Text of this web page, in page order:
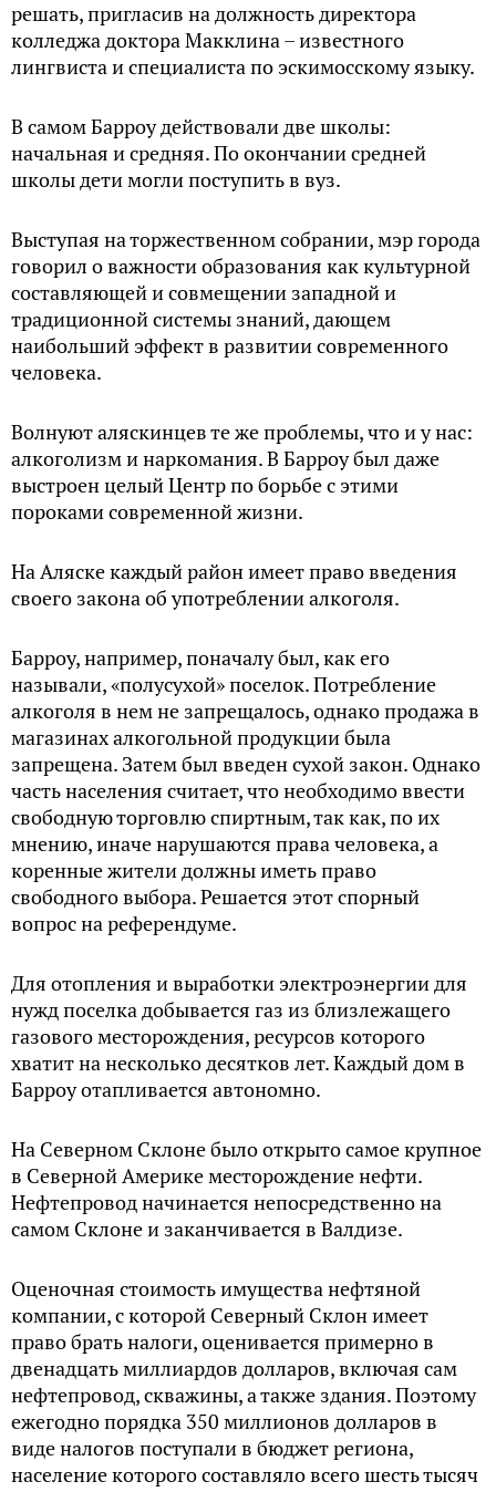
решать, пригласив на должность директора
колледжа доктора Макклина – известного
лингвиста и специалиста по эскимосскому языку.
В самом Барроу действовали две школы:
начальная и средняя. По окончании средней
школы дети могли поступить в вуз.
Выступая на торжественном собрании, мэр города
говорил о важности образования как культурной
составляющей и совмещении западной и
традиционной системы знаний, дающем
наибольший эффект в развитии современного
человека.
Волнуют аляскинцев те же проблемы, что и у нас:
алкоголизм и наркомания. В Барроу был даже
выстроен целый Центр по борьбе с этими
пороками современной жизни.
На Аляске каждый район имеет право введения
своего закона об употреблении алкоголя.
Барроу, например, поначалу был, как его
называли, «полусухой» поселок. Потребление
алкоголя в нем не запрещалось, однако продажа в
магазинах алкогольной продукции была
запрещена. Затем был введен сухой закон. Однако
часть населения считает, что необходимо ввести
свободную торговлю спиртным, так как, по их
мнению, иначе нарушаются права человека, а
коренные жители должны иметь право
свободного выбора. Решается этот спорный
вопрос на референдуме.
Для отопления и выработки электроэнергии для
нужд поселка добывается газ из близлежащего
газового месторождения, ресурсов которого
хватит на несколько десятков лет. Каждый дом в
Барроу отапливается автономно.
На Северном Склоне было открыто самое крупное
в Северной Америке месторождение нефти.
Нефтепровод начинается непосредственно на
самом Склоне и заканчивается в Валдизе.
Оценочная стоимость имущества нефтяной
компании, с которой Северный Склон имеет
право брать налоги, оценивается примерно в
двенадцать миллиардов долларов, включая сам
нефтепровод, скважины, а также здания. Поэтому
ежегодно порядка 350 миллионов долларов в
виде налогов поступали в бюджет региона,
население которого составляло всего шесть тысяч